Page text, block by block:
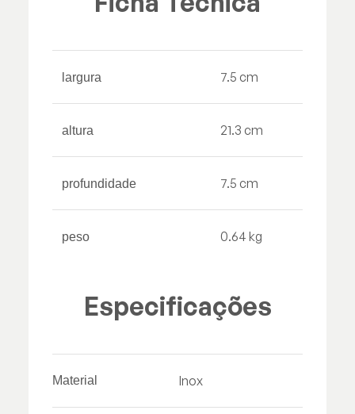
largura 7.5 cm
altura 21.3 cm
profundidade 7.5 cm
peso 0.64 kg
Especificações
Material Inox